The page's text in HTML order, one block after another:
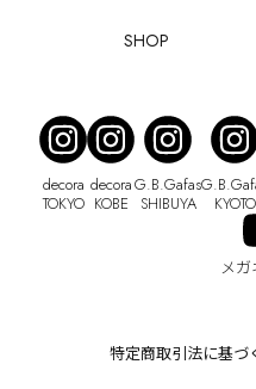
SHOP
decora
TOKYO
decora
KOBE
G.B.Gafas
SHIBUYA
KYOTO
メガ
特定商取引法に基づ